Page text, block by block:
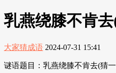
乳燕绕膝不肯
大家猜成语 2024-07-31 15:41
谜语题目：乳燕绕膝不肯去(猜